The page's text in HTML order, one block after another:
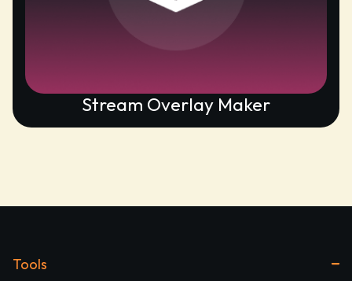
Stream Overlay Maker
Tools